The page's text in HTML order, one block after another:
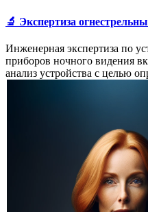
🔬 Экспертиза
Инженерная экспертиза по
приборов ночного видения
анализ устройства с целью